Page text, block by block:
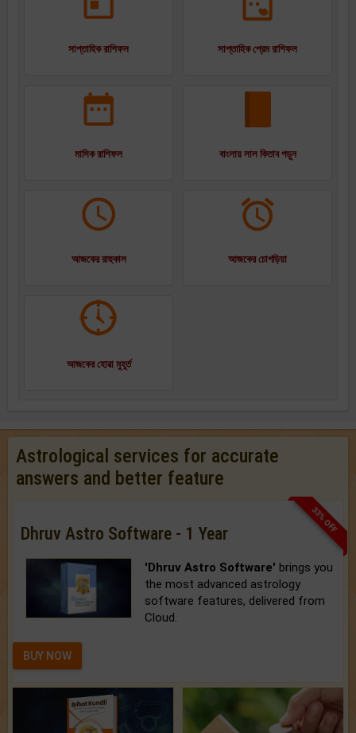
সাপ্তাহিক রাশিফল সাপ্তাহিক প্রেম রাশিফল
মাসিক রাশিফল বাংলায় লাল কিতাব পড়ুন
আজকের রাহুকাল আজকের চোগড়িয়া
আজকের হোৱা মুহূর্ত
Astrological services for accurate
answers and better feature
33% OFF
Dhruv Astro Software - 1 Year
'Dhruv Astro Software' brings you
the most advanced astrology
software features, delivered from
Cloud.
BUY NOW